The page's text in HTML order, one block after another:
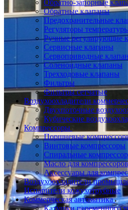
Обратно-запорные
Обратные клапаны
Предохранительные
Регуляторы
Ручные регулирующие
Сервисные клапаны
Сервоприводные
Соленоидные клапаны
Трехходовые клапаны
Фильтры
Фильтры сетчатые
Воздухоохладители
Двухпоточные
Кубические
Компрессоры
Поршневые
Винтовые компрессоры
Спиральные
Масло для компрессоров
Аксессуары для
Воздухоохладители
Испарители кожухотрубные
Коммерческая автоматика
Катушки переменного